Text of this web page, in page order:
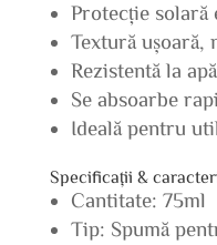
Protecție solară
Textură ușoară,
Rezistentă la
Se absoarbe
Ideală pentru
Specificații &
Cantitate: 75ml
Tip: Spumă